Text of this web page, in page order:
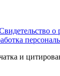
о
и